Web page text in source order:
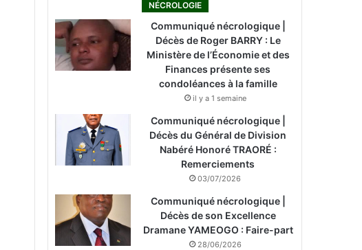
NÉCROLOGIE
Communiqué nécrologique |
Décès de Roger BARRY : Le
Ministère de l’Économie et des
Finances présente ses
condoléances à la famille
il y a 1 semaine
Communiqué nécrologique |
Décès du Général de Division
Nabéré Honoré TRAORÉ :
Remerciements
03/07/2026
Communiqué nécrologique |
Décès de son Excellence
Dramane YAMEOGO : Faire-part
28/06/2026